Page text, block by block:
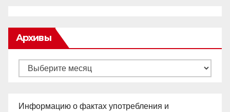
Архивы
Архивы
Информацию о фактах употребления и